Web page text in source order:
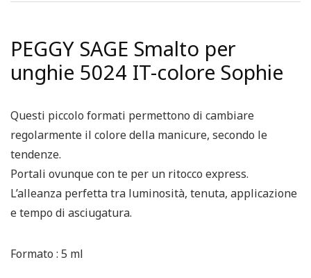
PEGGY SAGE Smalto per
unghie 5024 IT-colore Sophie
Questi piccolo formati permettono di cambiare
regolarmente il colore della manicure, secondo le
tendenze.
Portali ovunque con te per un ritocco express.
L’alleanza perfetta tra luminosità, tenuta, applicazione
e tempo di asciugatura.
Formato : 5 ml